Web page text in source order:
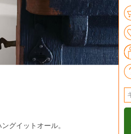
グイットオール。